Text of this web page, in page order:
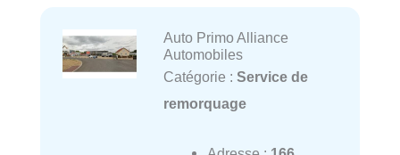
Auto Primo Alliance
Automobiles
Catégorie : Service de
remorquage